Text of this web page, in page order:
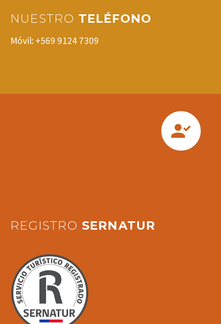
NUESTRO TELÉFONO
Móvil: +569 9124 7309


REGISTRO SERNATUR